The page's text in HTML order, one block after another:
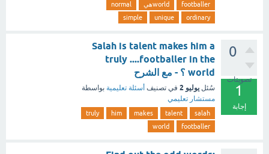
footballer
worldهي
normal
ordinary
unique
simple
0
تصويتات
1
إجابة
Salah is talent makes him a
truly ....footballer in the
world ؟ - مع الشرح
سُئل يوليو 2 في تصنيف أسئلة تعليمية بواسطة
مستشار تعليمي
salah
talent
makes
him
truly
footballer
world